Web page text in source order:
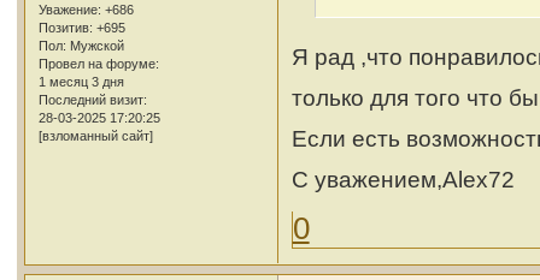
Уважение: +686
Позитив: +695
Пол: Мужской
Провел на форуме:
1 месяц 3 дня
Последний визит:
28-03-2025 17:20:25
[взломанный сайт]
Я рад ,что
только для того что
Если есть
С уважением,Alex72
0